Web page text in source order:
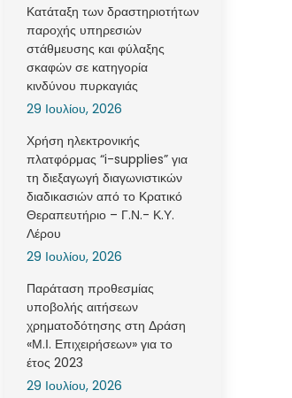
Κατάταξη των δραστηριοτήτων
παροχής υπηρεσιών
στάθμευσης και φύλαξης
σκαφών σε κατηγορία
κινδύνου πυρκαγιάς
29 Ιουλίου, 2026
Χρήση ηλεκτρονικής
πλατφόρμας “i-supplies” για
τη διεξαγωγή διαγωνιστικών
διαδικασιών από το Κρατικό
Θεραπευτήριο – Γ.Ν.- Κ.Υ.
Λέρου
29 Ιουλίου, 2026
Παράταση προθεσμίας
υποβολής αιτήσεων
χρηματοδότησης στη Δράση
«Μ.Ι. Επιχειρήσεων» για το
έτος 2023
29 Ιουλίου, 2026